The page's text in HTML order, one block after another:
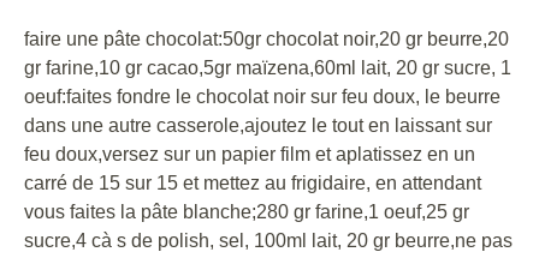
faire une pâte chocolat:50gr chocolat noir,20 gr beurre,20
gr farine,10 gr cacao,5gr maïzena,60ml lait, 20 gr sucre, 1
oeuf:faites fondre le chocolat noir sur feu doux, le beurre
dans une autre casserole,ajoutez le tout en laissant sur
feu doux,versez sur un papier film et aplatissez en un
carré de 15 sur 15 et mettez au frigidaire, en attendant
vous faites la pâte blanche;280 gr farine,1 oeuf,25 gr
sucre,4 cà s de polish, sel, 100ml lait, 20 gr beurre,ne pas